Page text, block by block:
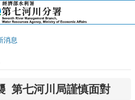
消息
第七河川局謹慎面對